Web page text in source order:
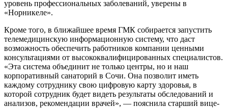
уровень профессиональных заболеваний, уверены в
«Норникеле».
Кроме того, в ближайшее время ГМК собирается запустить
телемедицинскую информационную систему, что даст
возможность обеспечить работников компании ценными
консультациями от высококвалифицированных специалистов.
«Эта система объединит не только центры, но и наш
корпоративный санаторий в Сочи. Она позволит иметь
каждому сотруднику свою цифровую карту здоровья, в
которой сотрудник будет видеть результаты обследований и
анализов, рекомендации врачей», — пояснила старший вице-